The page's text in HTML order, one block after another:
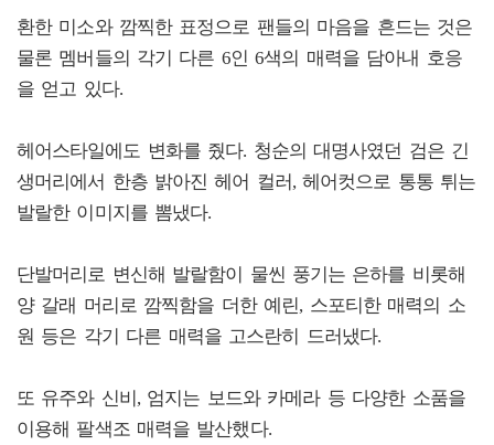
환한 미소와 깜찍한 표정으로 팬들의 마음을 흔드는 것은
물론 멤버들의 각기 다른 6인 6색의 매력을 담아내 호응
을 얻고 있다.
헤어스타일에도 변화를 줬다. 청순의 대명사였던 검은 긴
생머리에서 한층 밝아진 헤어 컬러, 헤어컷으로 통통 튀는
발랄한 이미지를 뽐냈다.
단발머리로 변신해 발랄함이 물씬 풍기는 은하를 비롯해
양 갈래 머리로 깜찍함을 더한 예린, 스포티한 매력의 소
원 등은 각기 다른 매력을 고스란히 드러냈다.
또 유주와 신비, 엄지는 보드와 카메라 등 다양한 소품을
이용해 팔색조 매력을 발산했다.